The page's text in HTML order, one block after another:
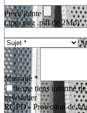
Pièce jointe
(.jpg .png .pdf de 2Mo)
Message *
Je me tiens informé
newsletter
RGPD - Protection de